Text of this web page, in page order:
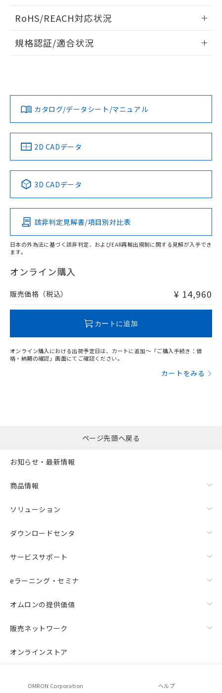
タイムチャート
A: 360mm以上、B: 300mm以上
以上、n: 110mm以上
検出物体の大きさと材質による影響
検出領域
ドすることができます。
ログイン/会員登録
ダウンロードデータをご利用いただく前に、以下を必ずお読
みください。
ソフトウェアの使用条件
RoHS/REACH対応状況
EU RoHS 注意事項・凡例
対応済み
中国 RoHS 注意事項・凡例
Pb Hg Cd Cr(VI)
O
在庫等で未対応品が混在する可能性があります。
問い合わせください。
規格認証/適合状況
LR型式承認
（イギリス
船舶規格）
DNV型式承認
（ノルウェー
BV型式承認
（フランス
KR型式
（韓国
No No No No
この製品の規格認証/適合状況ページへ
その他の認証はこちらのページからご検索ください
カタログ/データシート/マニュアル
2D CADデータ
3D CADデータ
該非判定見解書/項目別対比表
日本の外為法に基づく該非判定、およびEAR再輸出規制に関する見解が入手でき
ます。
オンライン購入
販売価格（税込） ¥ 14,960
カートに追加
オンライン購入における出荷予定日は、カートに追加～「ご購入手続き：価
格・納期の確認」画面にてご確認ください。
カートをみる
ページ先頭へ戻る
お知らせ・最新情報
商品情報
ソリューション
ダウンロードセンタ
サービスサポート
eラーニング・セミナ
オムロンの提供価値
販売ネットワーク
オンラインストア
OMRON Corporation ヘルプ